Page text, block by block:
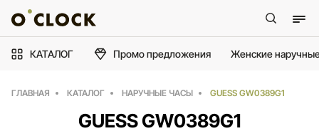
КАТАЛОГ Промо предложения Женские
ГЛАВНАЯ КАТАЛОГ НАРУЧНЫЕ ЧАСЫ GUESS GW0389G1
GUESS GW0389G1